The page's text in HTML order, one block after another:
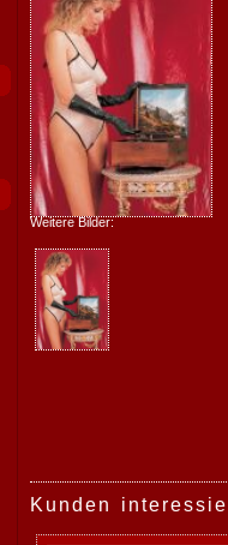
Weitere Bilder:
Kunden